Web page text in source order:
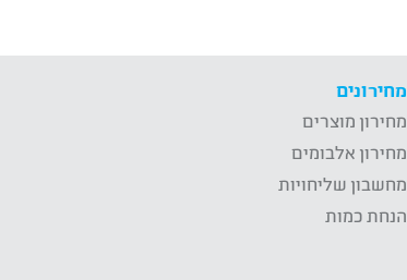
מחירונים
מחירון מוצרים
מחירון אלבומים
מחשבון שליחויות
הנחת כמות